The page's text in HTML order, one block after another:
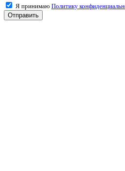
Я принимаю Политику
Отправить